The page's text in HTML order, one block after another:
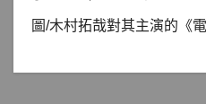
圖/木村拓哉對其主演的《